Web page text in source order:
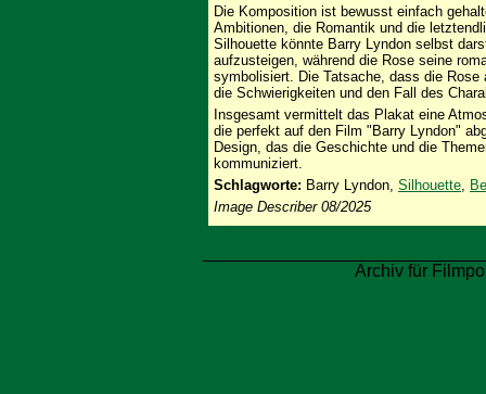
Die Komposition ist bewusst einfach
Ambitionen, die Romantik und die
Silhouette könnte Barry Lyndon selbst
aufzusteigen, während die Rose seine
symbolisiert. Die Tatsache, dass die
die Schwierigkeiten und den Fall des
Insgesamt vermittelt das Plakat eine
die perfekt auf den Film "Barry Lyndon"
Design, das die Geschichte und die
kommuniziert.
Schlagworte: Barry Lyndon, Silhouette,
Image Describer 08/2025
Archiv für